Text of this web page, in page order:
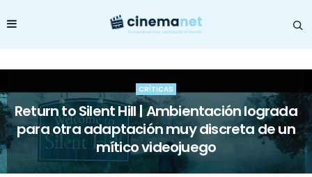
CRÍTICAS
Return to Silent Hill | Ambientación lograda
para otra adaptación muy discreta de un
mítico videojuego